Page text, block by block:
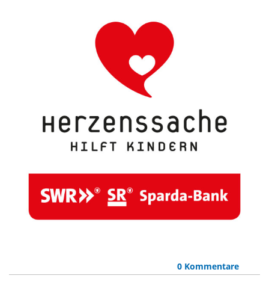
0 Kommentare